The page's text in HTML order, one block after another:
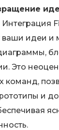
Интеграция
ваши идеи и
Это
команд,
и